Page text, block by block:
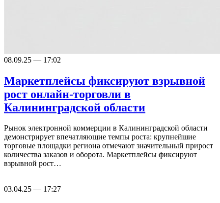
08.09.25 — 17:02
Маркетплейсы фиксируют взрывной
рост онлайн-торговли в
Калининградской области
Рынок электронной коммерции в Калининградской области
демонстрирует впечатляющие темпы роста: крупнейшие
торговые площадки региона отмечают значительный прирост
количества заказов и оборота. Маркетплейсы фиксируют
взрывной рост…
03.04.25 — 17:27